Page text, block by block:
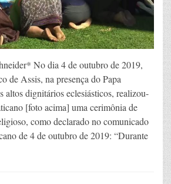
No dia 4 de outubro de 2019,
de Assis, na presença do Papa
altos dignitários eclesiásticos, realizou-
[foto acima] uma cerimônia de
como declarado no comunicado
de 4 de outubro de 2019: “Durante